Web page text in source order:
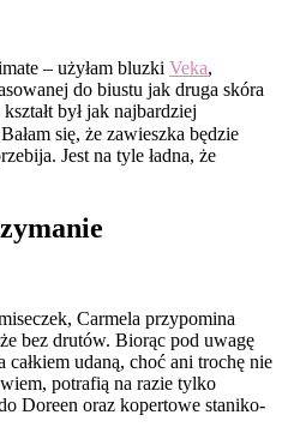
– użyłam bluzki Veka,
do biustu jak druga skóra
był jak najbardziej
się, że zawieszka będzie
Jest na tyle ładna, że
Carmela przypomina
bez drutów. Biorąc pod uwagę
udaną, choć ani trochę nie
potrafią na razie tylko
Doreen oraz kopertowe staniko-